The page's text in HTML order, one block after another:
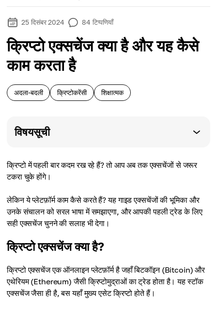
25 दिसंबर 2024 84 टिप्पणियाँ
क्रिप्टो एक्सचेंज क्या है और यह कैसे
काम करता है
अदला-बदली क्रिप्टोकरेंसी शिक्षात्मक
विषयसूची
क्रिप्टो में पहली बार कदम रख रहे हैं? तो आप अब तक एक्सचेंजों से जरूर
टकरा चुके होंगे।
लेकिन ये प्लेटफ़ॉर्म काम कैसे करते हैं? यह गाइड एक्सचेंजों की भूमिका और
उनके संचालन को सरल भाषा में समझाएगा, और आपकी पहली ट्रेड के लिए
सही एक्सचेंज चुनने की सलाह भी देगा।
क्रिप्टो एक्सचेंज क्या है?
क्रिप्टो एक्सचेंज एक ऑनलाइन प्लेटफ़ॉर्म है जहाँ बिटकॉइन (Bitcoin) और
एथेरियम (Ethereum) जैसी क्रिप्टोमुद्राओं का ट्रेड होता है। यह स्टॉक
एक्सचेंज जैसा ही है, बस यहाँ मुख्य एसेट क्रिप्टो होते हैं।